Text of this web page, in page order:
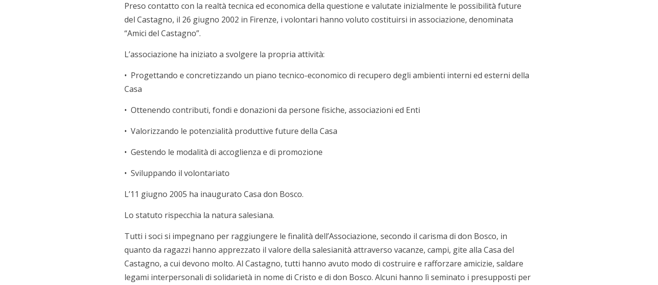
Preso contatto con la realtà tecnica ed economica della questione e valutate inizialmente le possibilità future
del Castagno, il 26 giugno 2002 in Firenze, i volontari hanno voluto costituirsi in associazione, denominata
“Amici del Castagno”.
L’associazione ha iniziato a svolgere la propria attività:
• Progettando e concretizzando un piano tecnico-economico di recupero degli ambienti interni ed esterni della
Casa
• Ottenendo contributi, fondi e donazioni da persone fisiche, associazioni ed Enti
• Valorizzando le potenzialità produttive future della Casa
• Gestendo le modalità di accoglienza e di promozione
• Sviluppando il volontariato
L’11 giugno 2005 ha inaugurato Casa don Bosco.
Lo statuto rispecchia la natura salesiana.
Tutti i soci si impegnano per raggiungere le finalità dell’Associazione, secondo il carisma di don Bosco, in
quanto da ragazzi hanno apprezzato il valore della salesianità attraverso vacanze, campi, gite alla Casa del
Castagno, a cui devono molto. Al Castagno, tutti hanno avuto modo di costruire e rafforzare amicizie, saldare
legami interpersonali di solidarietà in nome di Cristo e di don Bosco. Alcuni hanno lì seminato i presupposti per